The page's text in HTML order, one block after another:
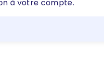
à votre compte.